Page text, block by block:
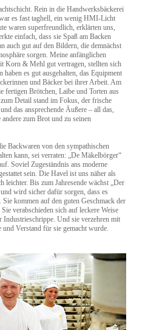
Rein in die Handwerksbäckerei
es fast taghell, ein wenig HMI-Licht
waren superfreundlich, erklärten uns,
einfach, dass sie Spaß am Backen
auch gut auf den Bildern, die demnächst
sorgen. Meine anfänglichen
Korn & Mehl gut vertragen, stellten sich
haben es gut ausgehalten, das Equipment
und Bäcker bei ihrer Arbeit. Am
fertigen Brötchen, Laibe und Torten aus
Detail stand im Fokus, der frische
das ansprechende Äußere – all das,
zum Brot und zu seinen
Backwaren von den sympathischen
kann, sei verraten: „De Mäkelbörger“
Soviel Zugeständnis ans moderne
sein. Die Havel ist uns näher als
leichter. Bis zum Jahresende wächst „Der
wird sicher dafür sorgen, dass es
kommen auf den guten Geschmack der
verabschieden sich auf leckere Weise
Industrieschrippe. Und sie verzehren mit
Verstand für sie gemacht wurde.